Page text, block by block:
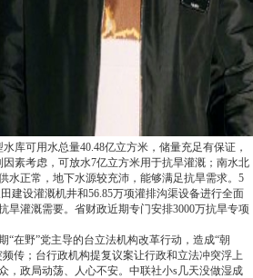
可用水总量40.48亿立方米，储量充足有保证，
素考虑，可放水7亿立方米用于抗旱灌溉；南水北
水正常，地下水源较充沛，能够满足抗旱需求。5
建设灌溉机井和56.85万项灌排沟渠设备进行全面
旱灌溉需要。省财政近期专门安排3000万抗旱专项
野”党主导的台立法机构改革行动，造成“朝
传；台行政机构提复议案让行政和立法冲突浮上
，政局动荡、人心不安。 中联社小s几天没做湿成